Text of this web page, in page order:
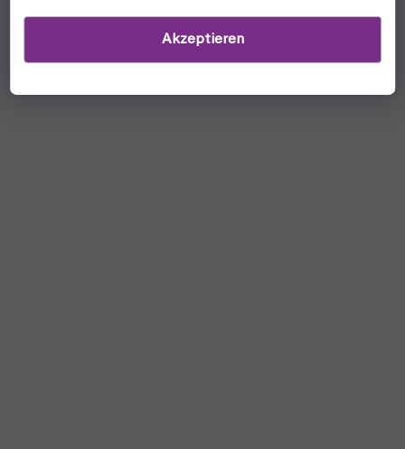
Akzeptieren